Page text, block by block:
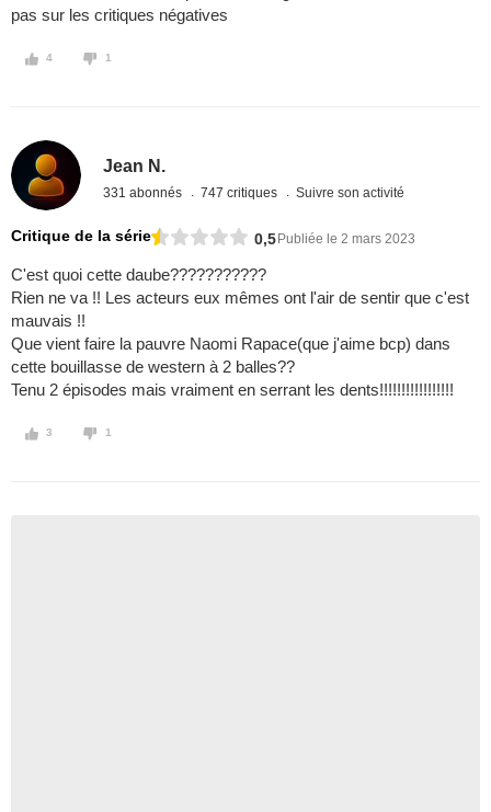
pas sur les critiques négatives
4 1
Jean N.
331 abonnés 747 critiques Suivre son activité
Critique de la série 0,5Publiée le 2 mars 2023
C'est quoi cette daube???????????
Rien ne va !! Les acteurs eux mêmes ont l'air de sentir que c'est
mauvais !!
Que vient faire la pauvre Naomi Rapace(que j'aime bcp) dans
cette bouillasse de western à 2 balles??
Tenu 2 épisodes mais vraiment en serrant les dents!!!!!!!!!!!!!!!!!
3 1